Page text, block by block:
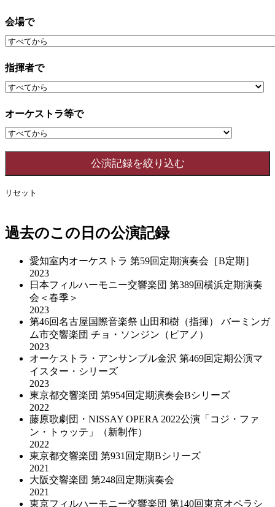
会場で
指揮者で
オーケストラ等で
リセット
過去のこの日の公演記録
愛知室内オーケストラ 第59回定期演奏会［B定期］
2023
日本フィルハーモニー交響楽団 第389回横浜定期演奏
会＜春季＞
2023
第46回名古屋国際音楽祭 山田和樹（指揮） バーミンガ
ム市交響楽団 チョ・ソンジン（ピアノ）
2023
オーケストラ・アンサンブル金沢 第469回定期公演マ
イスター・シリーズ
2023
東京都交響楽団 第954回定期演奏会Bシリーズ
2022
藤原歌劇団・NISSAY OPERA 2022公演「コジ・ファ
ン・トゥッテ」（新制作）
2022
東京都交響楽団 第931回定期Bシリーズ
2021
大阪交響楽団 第248回定期演奏会
2021
東京フィルハーモニー交響楽団 第140回東京オペラシ